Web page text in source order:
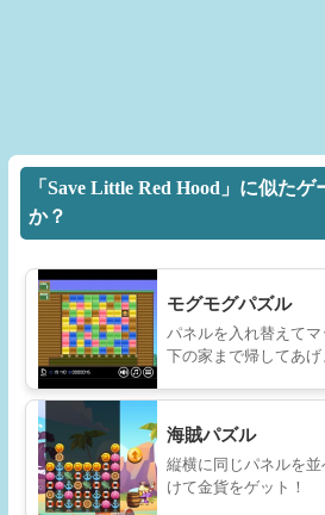
「Save Little Red Hood」に似た
か？
モグモグパズル
パネルを入れ替えて
下の家まで帰してあげ
海賊パズル
縦横に同じパネルを
けて金貨をゲット！